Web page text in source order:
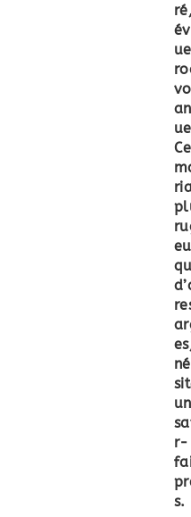
ré,
Ce
un
r-
s.